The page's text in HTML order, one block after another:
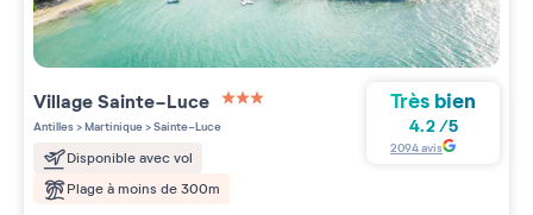
VillageSainte-Luce
3 étoiles sur 5
Antilles>Martinique>Sainte-Luce
Disponible avec vol
Plage à moins de 300m
Très bien
4.2/5
2094avis